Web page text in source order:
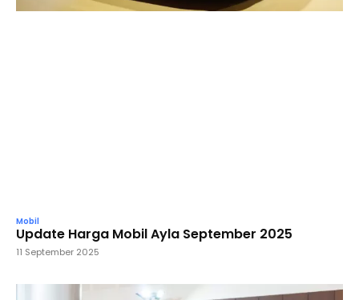
Mobil
Update Harga Mobil Ayla September 2025
11 September 2025